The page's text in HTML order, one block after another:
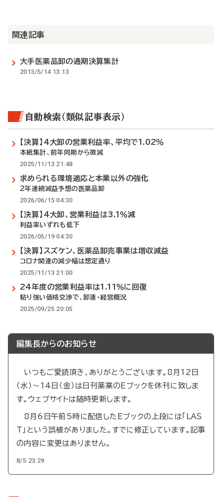
関連記事
大手医薬品卸の通期決算集計
2013/5/14 13:13
自動検索（類似記事表示）
【決算】4大卸の営業利益率、平均で1.02％
本紙集計、前年同期から微減
2025/11/13 21:48
求められる環境適応と本業以外の強化
2年連続減益予想の医薬品卸
2026/06/15 04:30
【決算】4大卸、営業利益は3.1％減
利益率いずれも低下
2026/05/19 04:30
【決算】スズケン、医薬品卸売事業は増収減益
コロナ関連の減少幅は想定通り
2025/11/13 21:00
24年度の営業利益率は1.11％に回復
粘り強い価格交渉で、卸連・経営概況
2025/09/25 20:05
編集長からのお知らせ
いつもご愛読頂き、ありがとうございます。8月12日
（水）～14日（金）は日刊薬業のEブックを休刊に致しま
す。ウェブサイトは随時更新します。
8月6日午前5時に配信したEブックの上段には「LAS
T」という誤植がありました。すでに修正しています。記事
の内容に変更はありません。
8/5 23:29